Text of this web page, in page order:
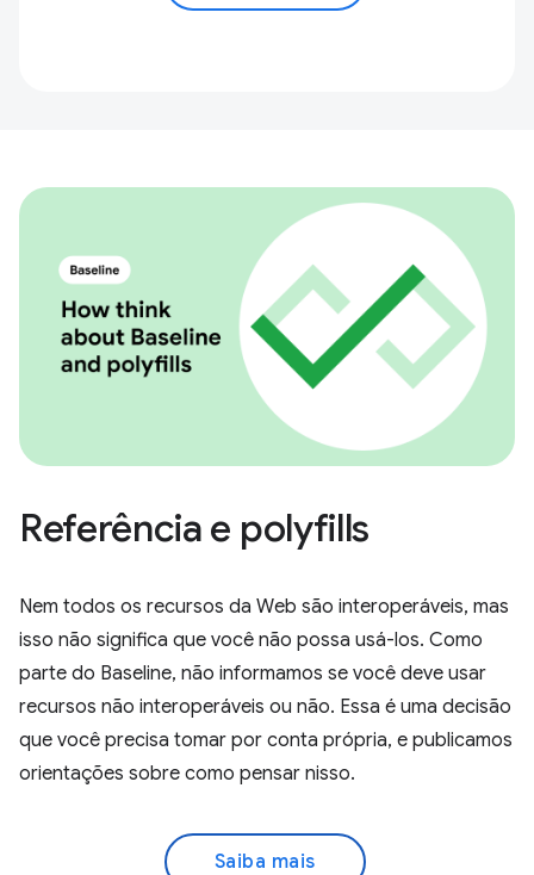
Referência e polyfills
Nem todos os recursos da Web são interoperáveis, mas
isso não significa que você não possa usá-los. Como
parte do Baseline, não informamos se você deve usar
recursos não interoperáveis ou não. Essa é uma decisão
que você precisa tomar por conta própria, e publicamos
orientações sobre como pensar nisso.
Saiba mais